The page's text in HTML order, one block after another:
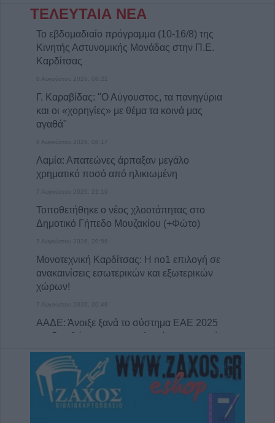
ΤΕΛΕΥΤΑΙΑ ΝΕΑ
Το εβδομαδιαίο πρόγραμμα (10-16/8) της
Κινητής Αστυνομικής Μονάδας στην Π.Ε.
Καρδίτσας
8 Αυγούστου 2026, 08:22
Γ. Καραβίδας: "Ο Αύγουστος, τα πανηγύρια
και οι «χορηγίες» με θέμα τα κοινά μας
αγαθά"
8 Αυγούστου 2026, 08:17
Λαμία: Απατεώνες άρπαξαν μεγάλο
χρηματικό ποσό από ηλικιωμένη
7 Αυγούστου 2026, 21:19
Τοποθετήθηκε ο νέος χλοοτάπητας στο
Δημοτικό Γήπεδο Μουζακίου (+Φώτο)
7 Αυγούστου 2026, 20:56
Μονοτεχνική Καρδίτσας: Η no1 επιλογή σε
ανακαινίσεις εσωτερικών και εξωτερικών
χώρων!
7 Αυγούστου 2026, 20:48
ΑΑΔΕ: Άνοιξε ξανά το σύστημα ΕΑΕ 2025
για διορθώσεις και συμπληρώσεις στοιχείων
από τους παραγωγούς
7 Αυγούστου 2026, 20:45
Σφοδρό μπουρίνι στο Ζάρκο Τρικάλων –
Εκτεταμένες καταστροφές (+Φώτο)